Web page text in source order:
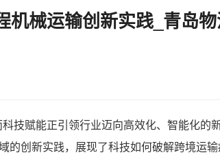
械运输创新实践_青岛
赋能正引领行业迈向高效化、智能化的
的创新实践，展现了科技如何破解跨境运输